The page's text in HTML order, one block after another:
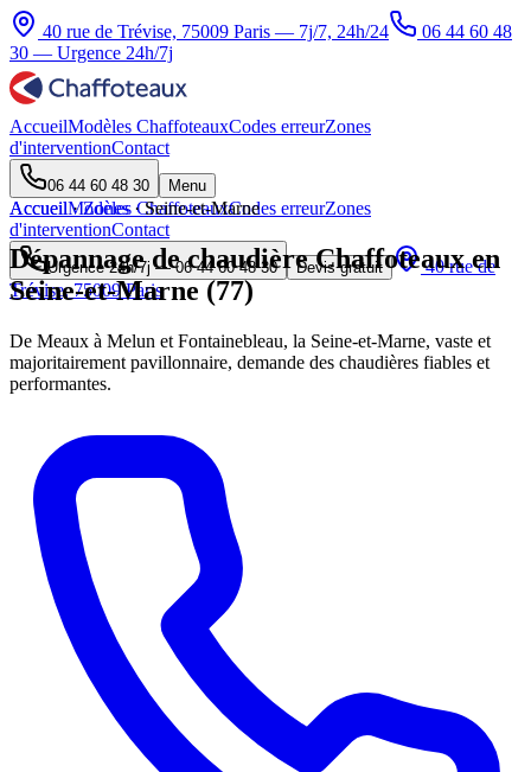
40 rue de Trévise, 75009 Paris — 7j/7, 24h/24
06 44 60 48
30 — Urgence 24h/7j
AccueilModèles ChaffoteauxCodes erreurZones
d'interventionContact
06 44 60 48 30 Menu
AccueilModèles ChaffoteauxCodes erreurZones
d'interventionContact
Urgence 24h/7j —06 44 60 48 30 Devis gratuit
40 rue de
Trévise, 75009 Paris
Accueil·Zones·Seine-et-Marne
Dépannage de chaudière Chaffoteaux en
Seine-et-Marne (77)
De Meaux à Melun et Fontainebleau, la Seine-et-Marne, vaste et
majoritairement pavillonnaire, demande des chaudières fiables et
performantes.